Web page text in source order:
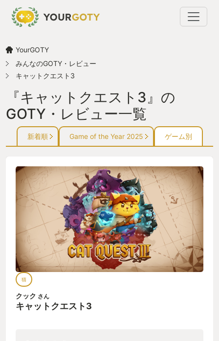
YourGOTY
みんなのGOTY・レビュー
キャットクエスト3
『キャットクエスト3』の
GOTY・レビュー一覧
新着順 Game of the Year 2025 ゲーム別
猫
クック さん
キャットクエスト3